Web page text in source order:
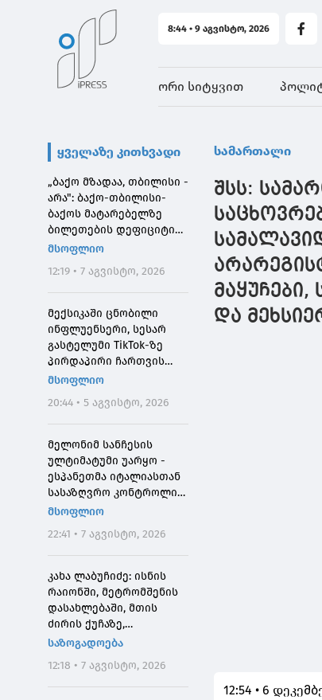
8:44 • 9 აგვისტო, 2026
ორი სიტყვით
ყველაზე კითხვადი
„ბაქო მზადაა, თბილისი -
არა": ბაქო-თბილისი-
ბაქოს მატარებელზე
ბილეთების დეფიციტის
მიზეზი
მსოფლიო
12:19 • 7 აგვისტო, 2026
მექსიკაში ცნობილი
ინფლუენსერი, სესარ
გასტელუმი TikTok-ზე
პირდაპირი ჩართვის
დროს მოკლეს
მსოფლიო
20:44 • 5 აგვისტო, 2026
მელონიმ სანჩესის
ულტიმატუმი უარყო -
ესპანეთმა იტალიასთან
სასაზღვრო კონტროლი
დააწესა
მსოფლიო
22:41 • 7 აგვისტო, 2026
კახა ლაბუჩიძე: ისნის
რაიონში, მეტრომშენის
დასახლებაში, მთის
ძირის ქუჩაზე,
მასშტაბური
სამუშაოები ჩატარდება
საზოგადოება
12:18 • 7 აგვისტო, 2026
სამართალი
შსს:
და
12:54 • 6